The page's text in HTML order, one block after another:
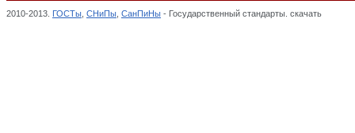
2010-2013. ГОСТы СНиПы СанПиНы - Государственный стандарты. скачать